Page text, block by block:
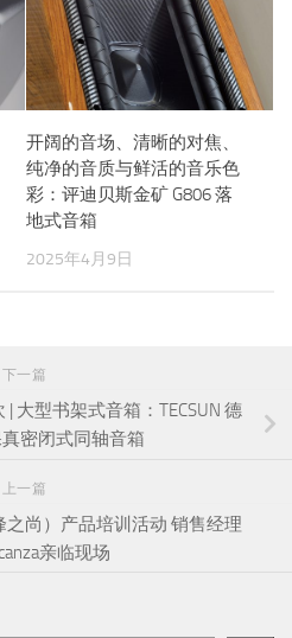
开阔的音场、清晰的对焦、
纯净的音质与鲜活的音乐色
彩：评迪贝斯金矿 G806 落
地式音箱
2025年4月9日
下一篇
大型书架式音箱：TECSUN 德
密闭式同轴音箱
上一篇
之尚）产品培训活动 销售经理
亲临现场